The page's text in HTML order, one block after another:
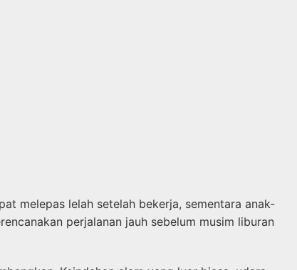
melepas lelah setelah bekerja, sementara anak-
perjalanan jauh sebelum musim liburan